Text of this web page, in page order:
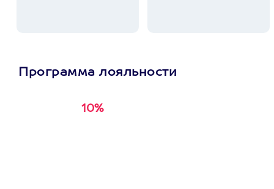
Программа лояльности
10%